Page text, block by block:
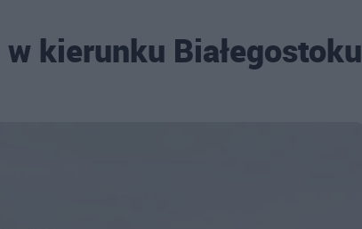
kierunku Białegostoku